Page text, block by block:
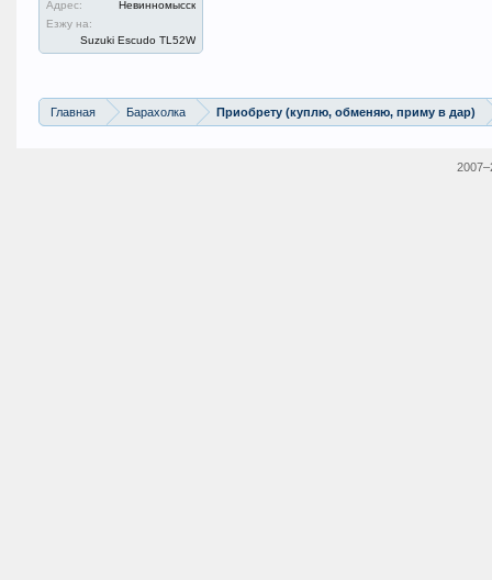
Адрес:
Невинномысск
Езжу на:
Suzuki Escudo TL52W
Главная Барахолка Приобрету (куплю, обменяю, приму в дар)
2007–